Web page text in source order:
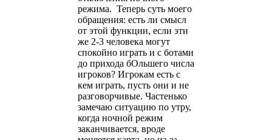
режима. Теперь суть моего
обращения: есть ли смысл
от этой функции, если эти
же 2-3 человека могут
спокойно играть и с ботами
до прихода бОльшего числа
игроков? Игрокам есть с
кем играть, пусть они и не
разговорчивые. Частенько
замечаю ситуацию по утру,
когда ночной режим
заканчивается, вроде